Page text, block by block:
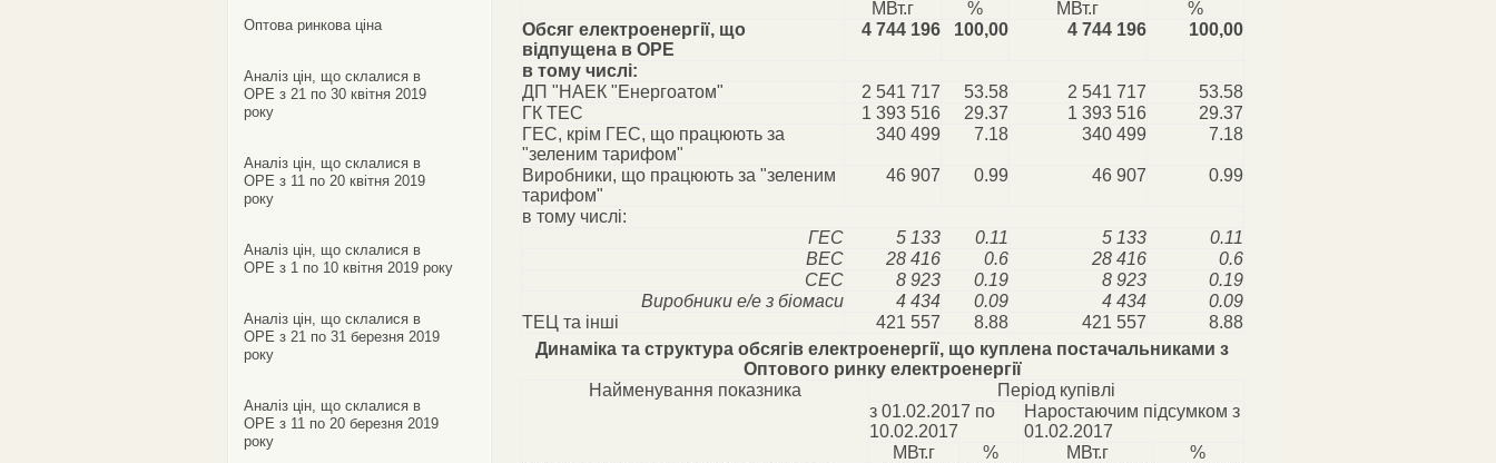
Оптова ринкова ціна
Аналіз цін, що склалися в
ОРЕ з 21 по 30 квітня 2019
року
Аналіз цін, що склалися в
ОРЕ з 11 по 20 квітня 2019
року
Аналіз цін, що склалися в
ОРЕ з 1 по 10 квітня 2019 року
Аналіз цін, що склалися в
ОРЕ з 21 по 31 березня 2019
року
Аналіз цін, що склалися в
ОРЕ з 11 по 20 березня 2019
року
МВт.г
% МВт.г
%
Обсяг електроенергії, що
відпущена в ОРЕ
4 744 196 100,00 4 744 196 100,00
в тому числі:
ДП "НАЕК "Енергоатом"
2 541 717 53.58 2 541 717
53.58
ГК ТЕС
1 393 516 29.37 1 393 516
29.37
ГЕС, крім ГЕС, що працюють за
"зеленим тарифом"
340 499 7.18 340 499 7.18
Виробники, що працюють за "зеленим
тарифом"
46 907 0.99 46 907 0.99
в тому числі:
ГЕС
5 133 0.11 5 133
0.11
ВЕС
28 416 0.6 28 416
0.6
СЕС
8 923 0.19 8 923
0.19
Виробники е/е з біомаси
4 434 0.09 4 434
0.09
ТЕЦ та інші
421 557 8.88 421 557
8.88
Динаміка та структура обсягів електроенергії, що куплена постачальниками з
Оптового ринку електроенергії
Найменування показника
Період купівлі
з 01.02.2017 по
10.02.2017
Наростаючим підсумком з
01.02.2017
МВт.г
% МВт.г
%